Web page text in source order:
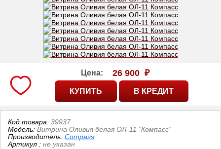
Цена: 26 900 ₽
Код товара: 39937
Модель: Витрина Оливия белая ОЛ-11 "Компасс"
Производитель: Compass
Артикул : не указан